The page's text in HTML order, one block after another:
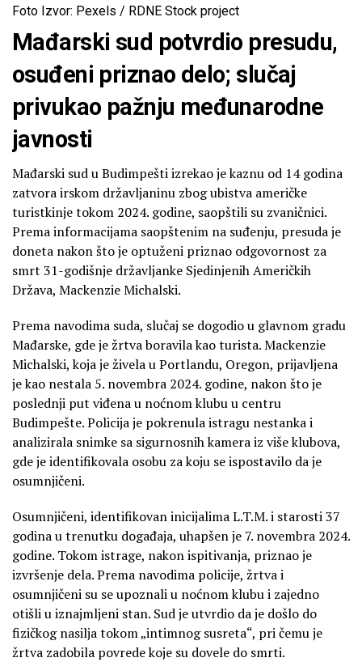
Foto Izvor: Pexels / RDNE Stock project
Mađarski sud potvrdio presudu,
osuđeni priznao delo; slučaj
privukao pažnju međunarodne
javnosti
Mađarski sud u Budimpešti izrekao je kaznu od 14 godina
zatvora irskom državljaninu zbog ubistva američke
turistkinje tokom 2024. godine, saopštili su zvaničnici.
Prema informacijama saopštenim na suđenju, presuda je
doneta nakon što je optuženi priznao odgovornost za
smrt 31-godišnje državljanke Sjedinjenih Američkih
Država, Mackenzie Michalski.
Prema navodima suda, slučaj se dogodio u glavnom gradu
Mađarske, gde je žrtva boravila kao turista. Mackenzie
Michalski, koja je živela u Portlandu, Oregon, prijavljena
je kao nestala 5. novembra 2024. godine, nakon što je
poslednji put viđena u noćnom klubu u centru
Budimpešte. Policija je pokrenula istragu nestanka i
analizirala snimke sa sigurnosnih kamera iz više klubova,
gde je identifikovala osobu za koju se ispostavilo da je
osumnjičeni.
Osumnjičeni, identifikovan inicijalima L.T.M. i starosti 37
godina u trenutku događaja, uhapšen je 7. novembra 2024.
godine. Tokom istrage, nakon ispitivanja, priznao je
izvršenje dela. Prema navodima policije, žrtva i
osumnjičeni su se upoznali u noćnom klubu i zajedno
otišli u iznajmljeni stan. Sud je utvrdio da je došlo do
fizičkog nasilja tokom „intimnog susreta“, pri čemu je
žrtva zadobila povrede koje su dovele do smrti.